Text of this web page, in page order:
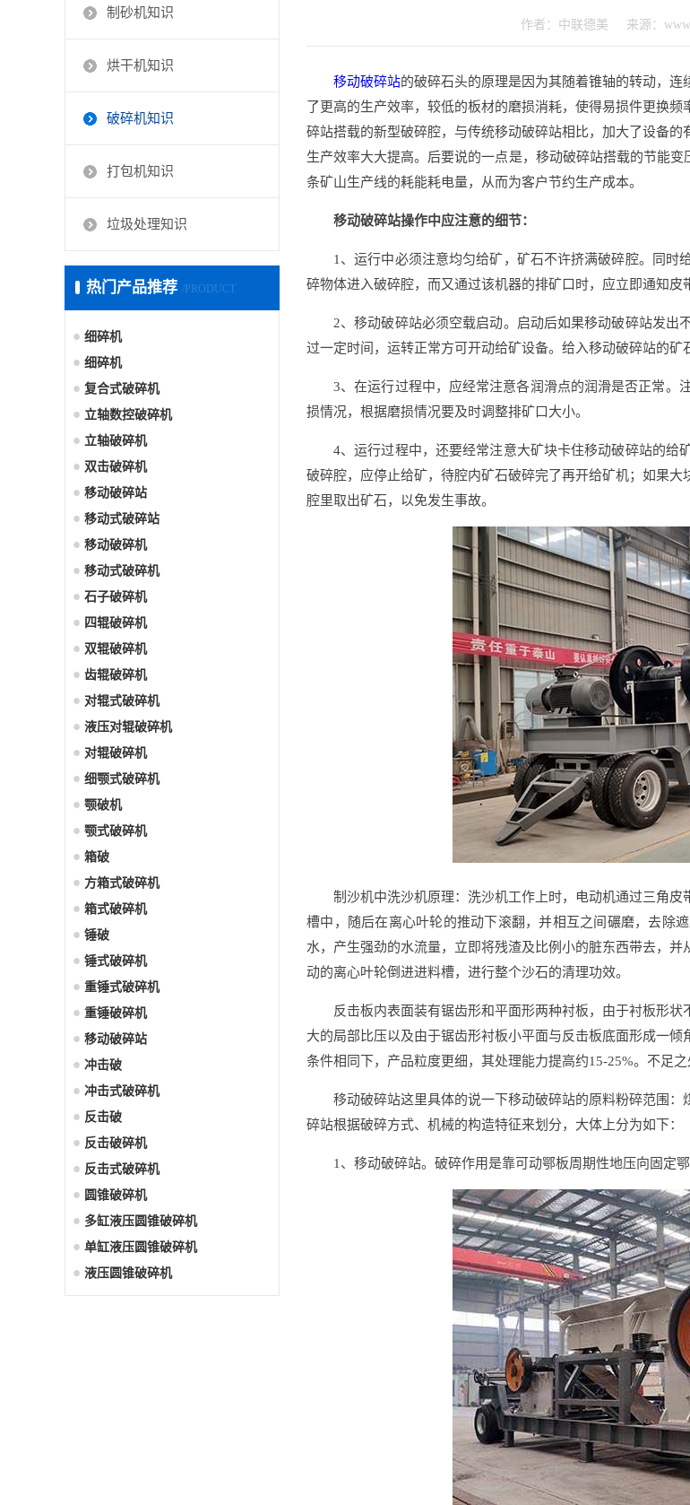
制砂机知识
烘干机知识
破碎机知识
打包机知识
垃圾处理知识
热门产品推荐 /PRODUCT
细碎机
细碎机
复合式破碎机
立轴数控破碎机
立轴破碎机
双击破碎机
移动破碎站
移动式破碎站
移动破碎机
移动式破碎机
石子破碎机
四辊破碎机
双辊破碎机
齿辊破碎机
对辊式破碎机
液压对辊破碎机
对辊破碎机
细颚式破碎机
颚破机
颚式破碎机
箱破
方箱式破碎机
箱式破碎机
锤破
锤式破碎机
重锤式破碎机
重锤破碎机
移动破碎站
冲击破
冲击式破碎机
反击破
反击破碎机
反击式破碎机
圆锥破碎机
多缸液压圆锥破碎机
单缸液压圆锥破碎机
液压圆锥破碎机
作者：中联德美 来源：
移动破碎站的破碎石头的原理是因为其随着锥轴的转动，
了更高的生产效率，较低的板材的磨损消耗，使得易损件更换
碎站搭载的新型破碎腔，与传统移动破碎站相比，加大了设备
生产效率大大提高。后要说的一点是，移动破碎站搭载的节能
条矿山生产线的耗能耗电量，从而为客户节约生产成本。
移动破碎站操作中应注意的细节：
1、运行中必须注意均匀给矿，矿石不许挤满破碎腔。同
碎物体进入破碎腔，而又通过该机器的排矿口时，应立即通知
2、移动破碎站必须空载启动。启动后如果移动破碎站发
过一定时间，运转正常方可开动给矿设备。给入移动破碎站的矿
3、在运行过程中，应经常注意各润滑点的润滑是否正常
损情况，根据磨损情况要及时调整排矿口大小。
4、运行过程中，还要经常注意大矿块卡住移动破碎站的
破碎腔，应停止给矿，待腔内矿石破碎完了再开给矿机；如果
腔里取出矿石，以免发生事故。
制沙机中洗沙机原理：洗沙机工作上时，电动机通过三角
槽中，随后在离心叶轮的推动下滚翻，并相互之间碾磨，去除
水，产生强劲的水流量，立即将残渣及比例小的脏东西带去，
动的离心叶轮倒进进料槽，进行整个沙石的清理功效。
反击板内表面装有锯齿形和平面形两种衬板，由于衬板形
大的局部比压以及由于锯齿形衬板小平面与反击板底面形成一
条件相同下，产品粒度更细，其处理能力提高约15-25%。不足
移动破碎站这里具体的说一下移动破碎站的原料粉碎范围
碎站根据破碎方式、机械的构造特征来划分，大体上分为如下：
1、移动破碎站。破碎作用是靠可动鄂板周期性地压向固定